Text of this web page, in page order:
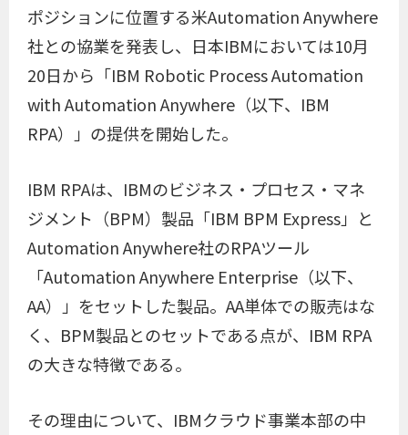
ポジションに位置する米Automation Anywhere
社との協業を発表し、日本IBMにおいては10月
20日から「IBM Robotic Process Automation
with Automation Anywhere（以下、IBM
RPA）」の提供を開始した。
IBM RPAは、IBMのビジネス・プロセス・マネ
ジメント（BPM）製品「IBM BPM Express」と
Automation Anywhere社のRPAツール
「Automation Anywhere Enterprise（以下、
AA）」をセットした製品。AA単体での販売はな
く、BPM製品とのセットである点が、IBM RPA
の大きな特徴である。
その理由について、IBMクラウド事業本部の中